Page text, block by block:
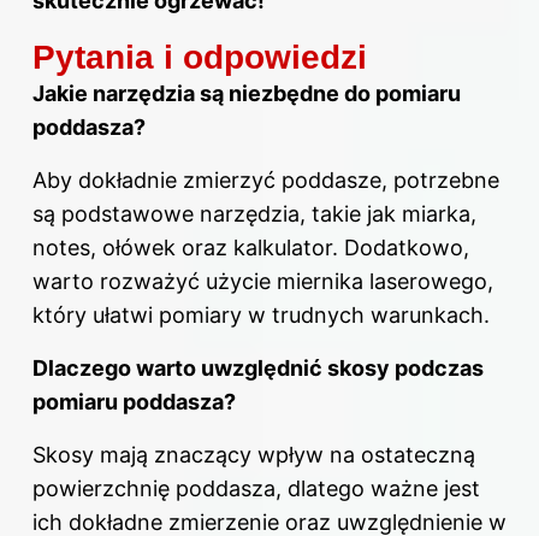
Pytania i odpowiedzi
Jakie narzędzia są niezbędne do pomiaru
poddasza?
Aby dokładnie zmierzyć poddasze, potrzebne
są podstawowe narzędzia, takie jak miarka,
notes, ołówek oraz kalkulator. Dodatkowo,
warto rozważyć użycie miernika laserowego,
który ułatwi pomiary w trudnych warunkach.
Dlaczego warto uwzględnić skosy podczas
pomiaru poddasza?
Skosy mają znaczący wpływ na ostateczną
powierzchnię poddasza, dlatego ważne jest
ich dokładne zmierzenie oraz uwzględnienie w